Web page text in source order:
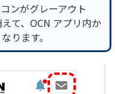
ンがグレーアウト
て、OCN アプリ内か
ります。